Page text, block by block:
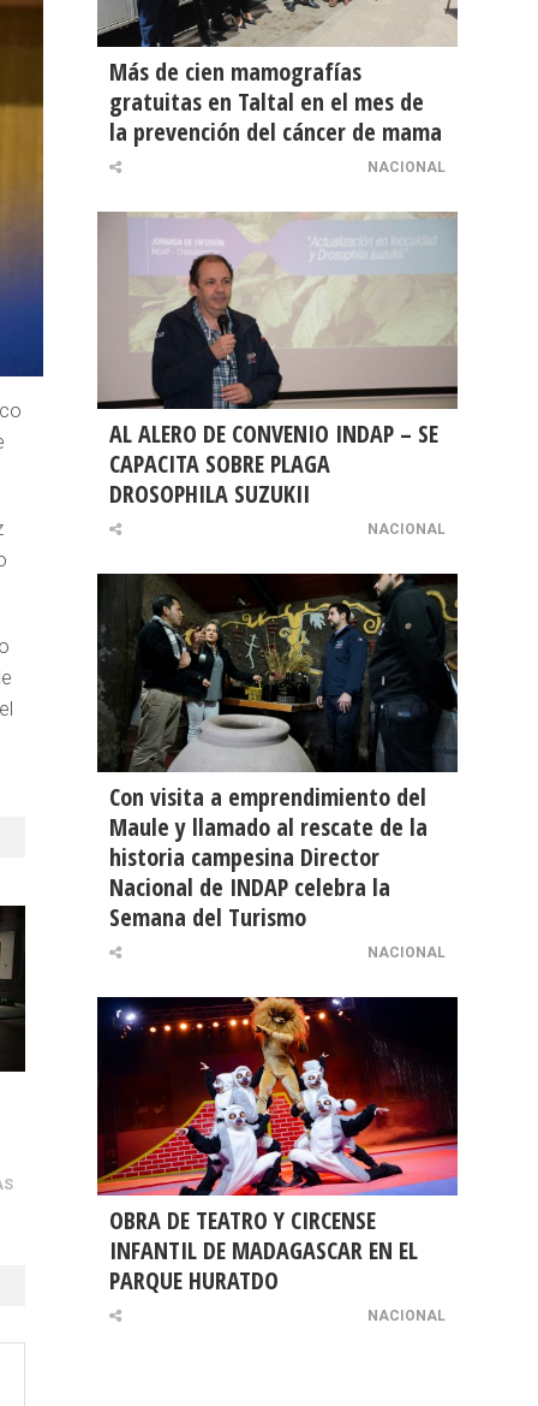
Más de cien mamografías
gratuitas en Taltal en el mes de
la prevención del cáncer de mama
NACIONAL
AL ALERO DE CONVENIO INDAP – SE
CAPACITA SOBRE PLAGA
DROSOPHILA SUZUKII
NACIONAL
Con visita a emprendimiento del
Maule y llamado al rescate de la
historia campesina Director
Nacional de INDAP celebra la
Semana del Turismo
NACIONAL
OBRA DE TEATRO Y CIRCENSE
INFANTIL DE MADAGASCAR EN EL
PARQUE HURATDO
NACIONAL